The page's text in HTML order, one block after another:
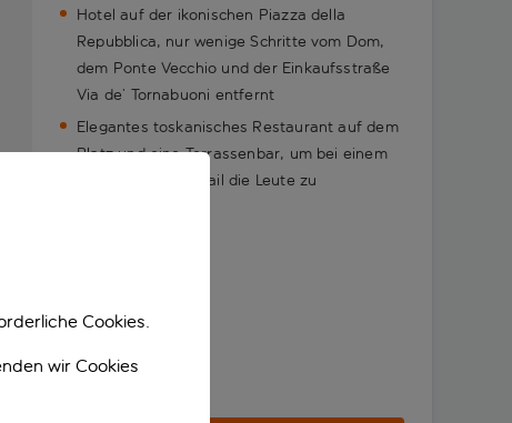
Hotel auf der ikonischen Piazza della
Repubblica, nur wenige Schritte vom Dom,
dem Ponte Vecchio und der Einkaufsstraße
Via de’ Tornabuoni entfernt
Elegantes toskanisches Restaurant auf dem
Platz und eine Terrassenbar, um bei einem
Kaffee oder Cocktail die Leute zu
Cookies.
wir Cookies